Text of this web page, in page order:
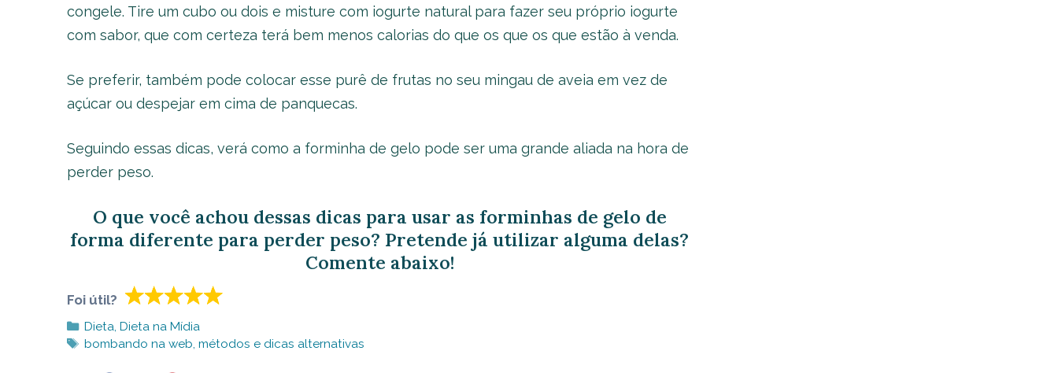
congele. Tire um cubo ou dois e misture com iogurte natural para fazer seu próprio iogurte
com sabor, que com certeza terá bem menos calorias do que os que os que estão à venda.
Se preferir, também pode colocar esse purê de frutas no seu mingau de aveia em vez de
açúcar ou despejar em cima de panquecas.
Seguindo essas dicas, verá como a forminha de gelo pode ser uma grande aliada na hora de
perder peso.
O que você achou dessas dicas para usar as forminhas de gelo de
forma diferente para perder peso? Pretende já utilizar alguma delas?
Comente abaixo!
Foi útil?
Categorias
Dieta, Dieta na Mídia
Tags
bombando na web, métodos e dicas alternativas